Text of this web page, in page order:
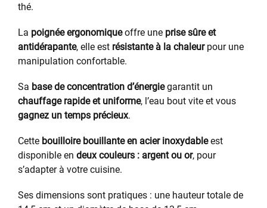
thé.
La poignée ergonomiqueoffre une prise sûre et
antidérapante, elle est résistante à la chaleurpour une
manipulation confortable.
Sa base de concentration d’énergiegarantit un
chauffage rapide et uniforme, l’eau bout vite et vous
gagnez un temps précieux.
Cette bouilloire bouillante en acier inoxydableest
disponible en deux couleurs : argent ou or, pour
s’adapter à votre cuisine.
Ses dimensions sont pratiques : une hauteur totale de